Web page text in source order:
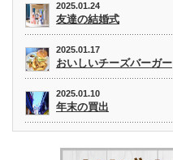
2025.01.24
友達の結婚式
2025.01.17
おいしいチーズバーガー
2025.01.10
年末の買出